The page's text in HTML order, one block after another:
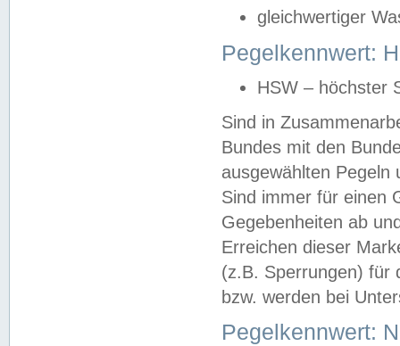
gleichwertiger
Pegelkennwert:
HSW – höchster
Sind in
Bundes mit den
ausgewählten
Sind immer für einen
Gegebenheiten ab
Erreichen dieser
(z.B. Sperrungen) für
bzw. werden bei
Pegelkennwert: